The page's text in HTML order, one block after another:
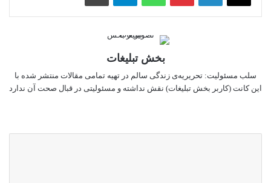
بخش تبلیغات
سلب‌ مسئولیت: تحریریه‌ی زندگی سالم در تهیه‌ تمامی مقالات منتشر شده با
این کانت (کاربر بخش تبلیغات) نقش نداشته و مسئولیتی در قبال صحت آن ندارد